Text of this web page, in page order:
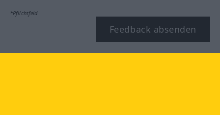
*Pflichtfeld
Feedback absenden